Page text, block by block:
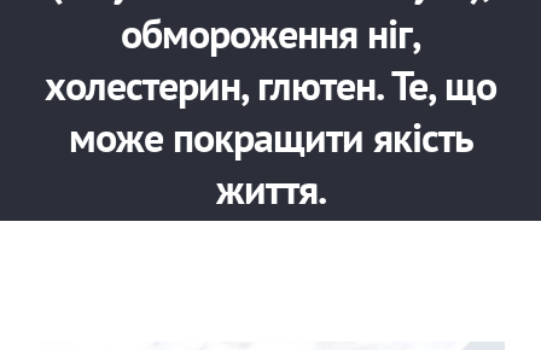
обмороження ніг,
холестерин, глютен. Те, що
може покращити якість
життя.